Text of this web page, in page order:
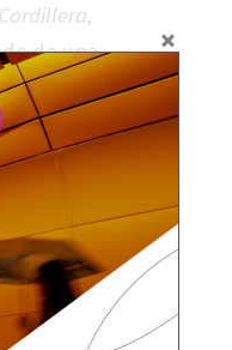
de una
Lo Barnechea,
Metro 21, FGS
2025”, una
de gran
Río
. Su objetivo
la